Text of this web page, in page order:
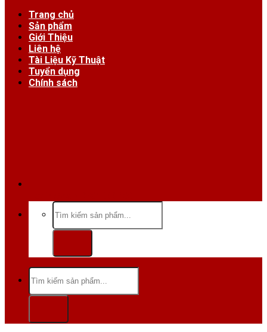
Trang chủ
Sản phẩm
Giới Thiệu
Liên hệ
Tài Liệu Kỹ Thuật
Tuyển dụng
Chính sách
Tìm
kiếm:
Tìm
kiếm: